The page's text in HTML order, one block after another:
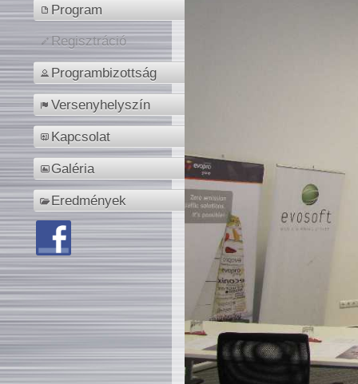
Program
Regisztráció
Programbizottság
Versenyhelyszín
Kapcsolat
Galéria
Eredmények